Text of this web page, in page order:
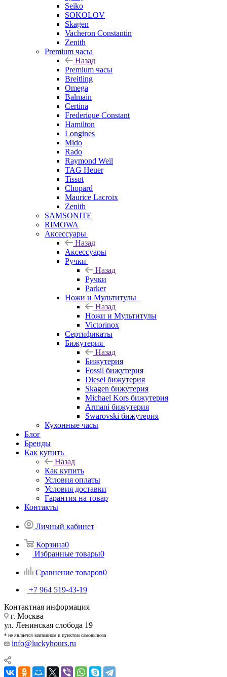
Seiko
SOKOLOV
Skagen
Vacheron Constantin
Zenith
Premium часы
Назад
Premium часы
Breitling
Omega
Balmain
Certina
Frederique Constant
Hamilton
Longines
Mido
Rado
Raymond Weil
TAG Heuer
Tissot
Chopard
Maurice Lacroix
Zenith
SAMSONITE
RIMOWA
Аксессуары
Назад
Аксессуары
Ручки
Назад
Ручки
Parker
Ножи и Мультитулы
Назад
Ножи и Мультитулы
Victorinox
Сертификаты
Бижутерия
Назад
Бижутерия
Fossil бижутерия
Diesel бижутерия
Skagen бижутерия
Michael Kors бижутерия
Armani бижутерия
Swarovski бижутерия
Кухонные часы
Блог
Бренды
Как купить
Назад
Как купить
Условия оплаты
Условия доставки
Гарантия на товар
Контакты
Личный кабинет
Корзина0
Избранные товары0
Сравнение товаров0
+7 964 519-43-19
Контактная информация
г. Москва
ул. Ленинская слобода 19
* не является магазином и пунктом самовывоза
info@luckyhours.ru